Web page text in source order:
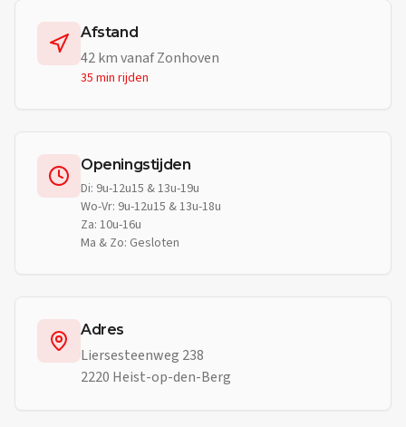
Afstand
42km vanafZonhoven
35 min rijden
Openingstijden
Di: 9u-12u15 & 13u-19u
Wo-Vr: 9u-12u15 & 13u-18u
Za: 10u-16u
Ma & Zo: Gesloten
Adres
Liersesteenweg 238
2220 Heist-op-den-Berg